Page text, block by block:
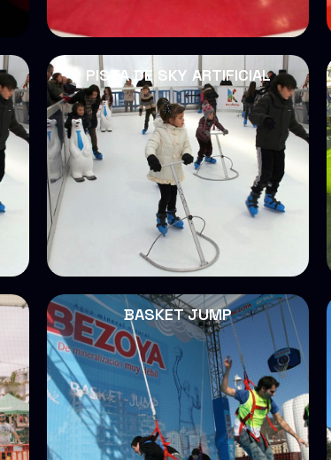
PISTA DE SKY ARTIFICIAL
BASKET JUMP